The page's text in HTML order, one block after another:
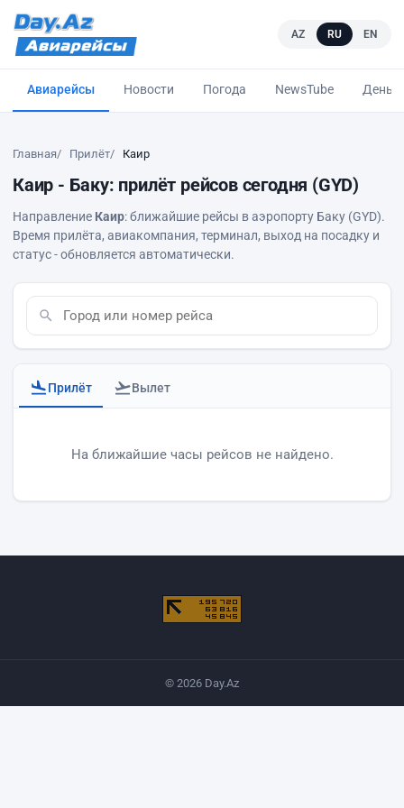
AZ RU EN
Авиарейсы Новости Погода NewsTube
Главная Прилёт Каир
Каир - Баку: прилёт рейсов сегодня (GYD)
Направление Каир: ближайшие рейсы в аэропорту Баку (GYD).
Время прилёта, авиакомпания, терминал, выход на посадку и
статус - обновляется автоматически.
Прилёт Вылет
На ближайшие часы рейсов не найдено.
© 2026 Day.Az